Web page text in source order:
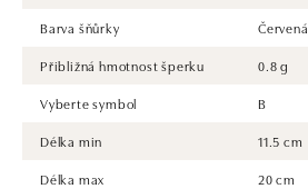
Barva šňůrky
Červená
Přibližná hmotnost šperku
0.8 g
Vyberte symbol
B
Délka min
11.5 cm
Délka max
20 cm